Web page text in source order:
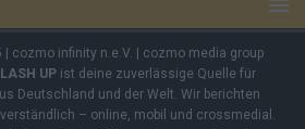
cozmo infinity n.e.V. | cozmo media group
UPist deine zuverlässige Quelle für
Deutschland und der Welt. Wir berichten
– online, mobil und crossmedial.